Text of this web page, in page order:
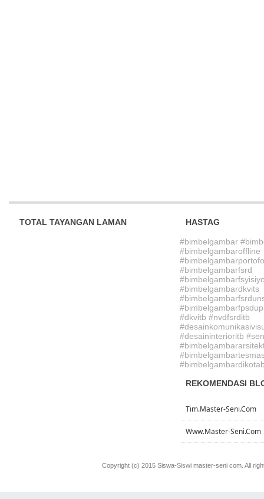
TOTAL TAYANGAN LAMAN HASTAG
#bimbelgambar
#bimbelgambaroffline
#bimbelgambarfsrd
#bimbelgambardkvits
#dkvitb #nvdfsrditb
#desaininterioritb
REKOMENDASI
Tim.master-Seni.com
Www.master-Seni.com
Copyright (c) 2015 Siswa-Siswi master-seni com. All